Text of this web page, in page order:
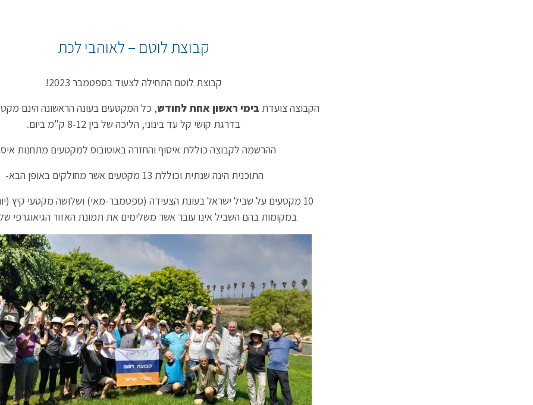
קבוצת לוטם – לאוהבי לכת
קבוצת לוטם התחילה לצעוד בספטמבר 2023!
הקבוצה צועדתבימי ראשון אחת לחודש, כל המקטעים בעונה הראשונה הינם
בדרגת קושי קל עד בינוני, הליכה של בין 8-12 ק"מ ביום.
ההרשמה לקבוצה כוללת איסוף והחזרה באוטובוס למקטעים מתחנות
התוכנית הינה שנתית וכוללת 13 מקטעים אשר מחולקים באופן הבא-
10 מקטעים על שביל ישראל בעונת הצעידה (ספטמבר-מאי) ושלושה מקטעי קיץ
במקומות בהם השביל אינו עובר אשר משלימים את תמונת האזור הגיאוגרפי